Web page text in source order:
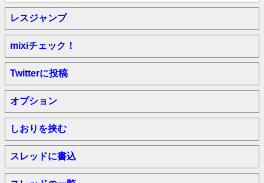
レスジャンプ
mixiチェック！
Twitterに投稿
オプション
しおりを挟む
スレッドに書込